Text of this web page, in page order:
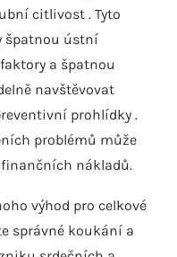
citlivost . Tyto
špatnou ústní
a špatnou
navštěvovat
prohlídky .
problémů může
nákladů.
výhod pro celkové
správné koukání a